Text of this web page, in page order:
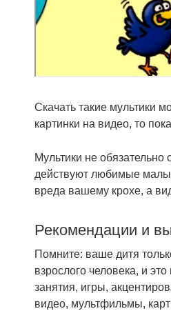
Скачать такие мультики
картинки на видео, то
Мультики не
действуют любимые
вреда вашему крохе, а
Рекомендации и
Помните: ваше дитя
взрослого человека, и
занятия, игры,
видео, мультфильмы,